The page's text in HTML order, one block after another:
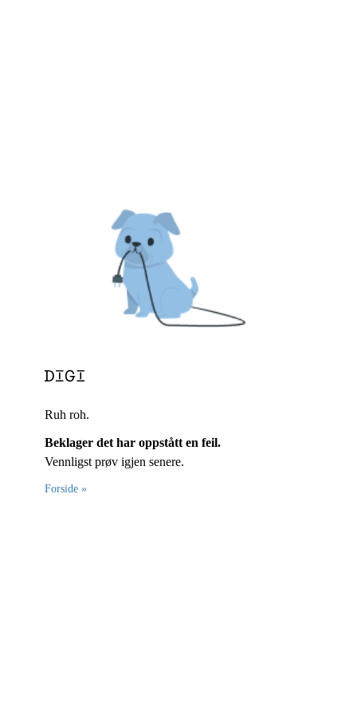
Ruh roh.
Beklager det har oppstått en feil.
Vennligst prøv igjen senere.
Forside »